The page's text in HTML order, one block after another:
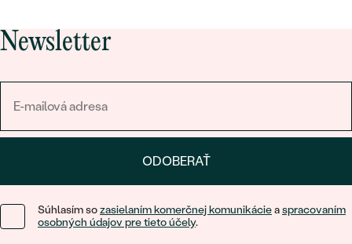
Newsletter
ODOBERAŤ
Súhlasím sozasielaním komerčnej komunikácieaspracovaním
osobných údajov pre tieto účely.